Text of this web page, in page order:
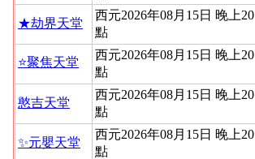
★劫界天堂
西元2026年08月15日 晚上20
點
⭐聚焦天堂
西元2026年08月15日 晚上20
點
憨吉天堂
西元2026年08月15日 晚上20
點
✨元嬰天堂
西元2026年08月15日 晚上20
點